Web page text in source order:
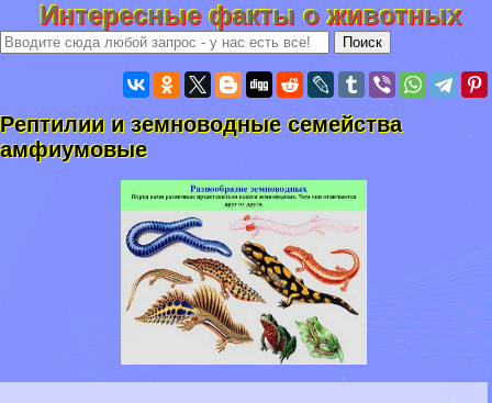
Интересные факты о животных
Рептилии и земноводные семейства
амфиумовые